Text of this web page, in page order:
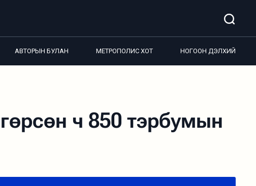
АВТОРЫН БУЛАН МЕТРОПОЛИС ХОТ НОГООН ДЭЛХИЙ
ч 850 тэрбумын